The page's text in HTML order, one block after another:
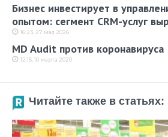
Бизнес инвестирует в
опытом: сегмент CRM-услуг
16:23, 27 мая 2026
MD Audit против коронавируса
12:15, 10 марта 2020
Читайте также в статьях: